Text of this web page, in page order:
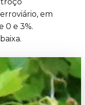
em
0 e 3%.